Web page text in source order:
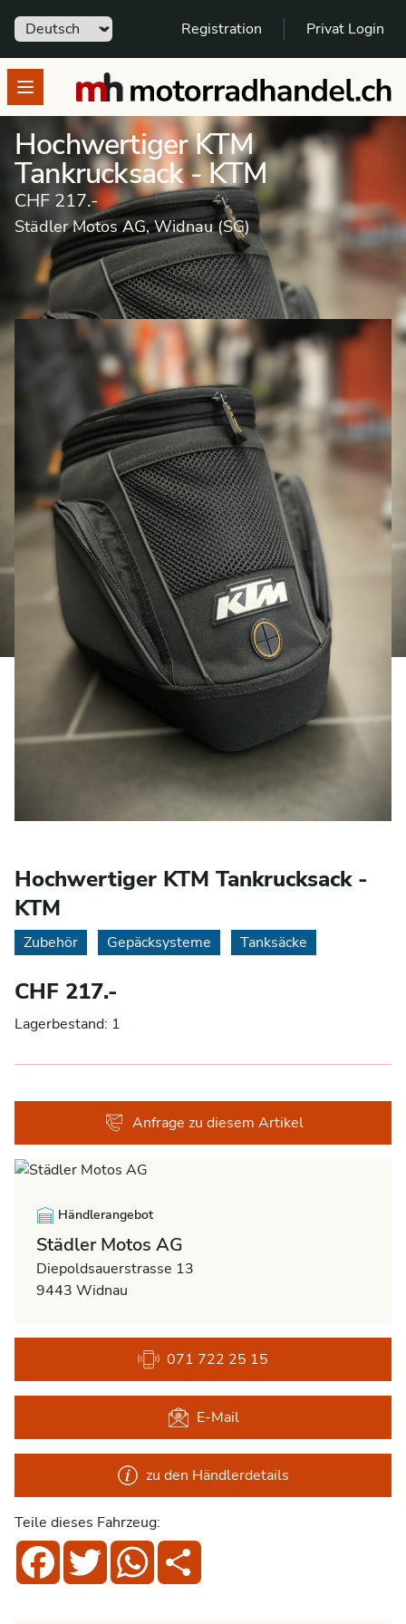
Sprache Registration Privat Login
Open menumotorradhandel.ch
Hochwertiger KTM
Tankrucksack - KTM
CHF 217.-
Städler Motos AG, Widnau (SG)
Marktplatz Zubehör Gepäcksysteme Tanksäcke
Hochwertiger KTM Tankrucksack -
KTM
Zubehör Gepäcksysteme Tanksäcke
CHF 217.-
Lagerbestand: 1
Anfrage zu diesem Artikel
Händlerangebot
Städler Motos AG
Diepoldsauerstrasse 13
9443 Widnau
071 722 25 15
E-Mail
zu den Händlerdetails
Teile dieses Fahrzeug:
FacebookTwitterWhatsApp